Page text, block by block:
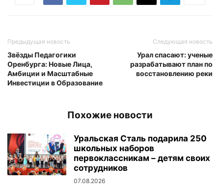
Предыдущая новость
Звёзды Педагогики
Оренбурга: Новые Лица,
Амбиции и Масштабные
Инвестиции в Образование
Следующая новость
Урал спасают: ученые
разрабатывают план по
восстановлению реки
Похожие новости
Уральская Сталь подарила 250
школьных наборов
первоклассникам – детям своих
сотрудников
07.08.2026